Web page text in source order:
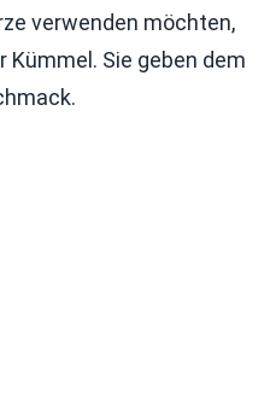
verwenden möchten,
Kümmel. Sie geben dem